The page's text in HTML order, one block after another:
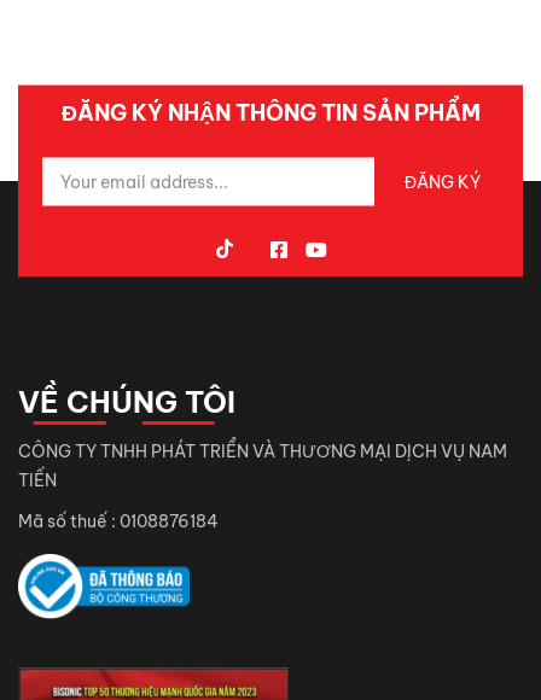
ĐĂNG KÝ NHẬN THÔNG TIN SẢN PHẨM
VỀ CHÚNG TÔI
CÔNG TY TNHH PHÁT TRIỂN VÀ THƯƠNG MẠI DỊCH VỤ NAM
TIẾN
Mã số thuế : 0108876184